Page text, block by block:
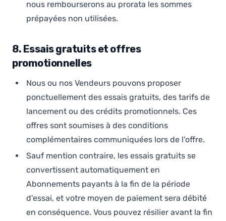
nous rembourserons au prorata les sommes
prépayées non utilisées.
8. Essais gratuits et offres
promotionnelles
Nous ou nos Vendeurs pouvons proposer
ponctuellement des essais gratuits, des tarifs de
lancement ou des crédits promotionnels. Ces
offres sont soumises à des conditions
complémentaires communiquées lors de l'offre.
Sauf mention contraire, les essais gratuits se
convertissent automatiquement en
Abonnements payants à la fin de la période
d'essai, et votre moyen de paiement sera débité
en conséquence. Vous pouvez résilier avant la fin